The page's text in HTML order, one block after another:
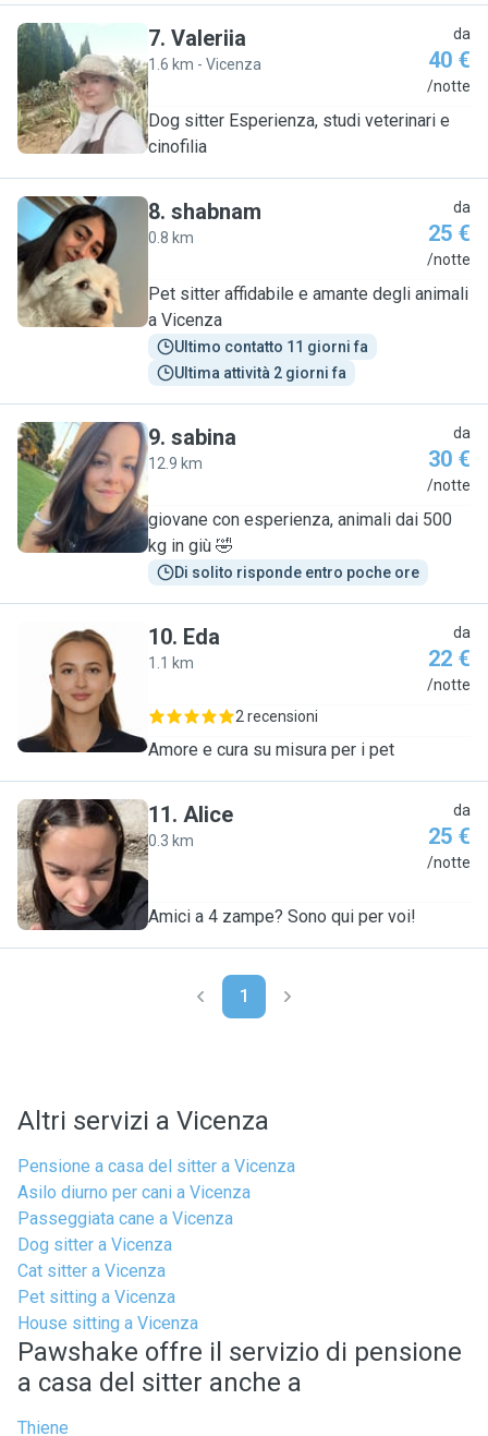
V
7. Valeriia
1.6 km - Vicenza
da
40 €
/notte
Dog sitter Esperienza, studi veterinari e
cinofilia
S
8. shabnam
0.8 km
da
25 €
/notte
Pet sitter affidabile e amante degli animali
a Vicenza
Ultimo contatto 11 giorni fa
Ultima attività 2 giorni fa
S
9. sabina
12.9 km
da
30 €
/notte
giovane con esperienza, animali dai 500
kg in giù 🤣
Di solito risponde entro poche ore
E
10. Eda
1.1 km
da
22 €
/notte
2 recensioni
Amore e cura su misura per i pet
A
11. Alice
0.3 km
da
25 €
/notte
Amici a 4 zampe? Sono qui per voi!
1
Altri servizi a Vicenza
Pensione a casa del sitter a Vicenza
Asilo diurno per cani a Vicenza
Passeggiata cane a Vicenza
Dog sitter a Vicenza
Cat sitter a Vicenza
Pet sitting a Vicenza
House sitting a Vicenza
Pawshake offre il servizio di pensione
a casa del sitter anche a
Thiene